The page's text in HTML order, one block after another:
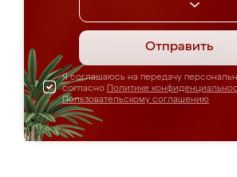
Отправить
Я соглашаюсь на передачу
согласно Политике
Пользовательскому соглашению